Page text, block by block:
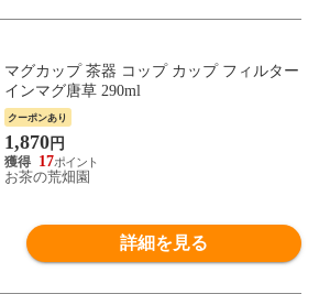
マグカップ 茶器 コップ カップ フィルター
インマグ唐草 290ml
クーポンあり
1,870円
17
お茶の荒畑園
詳細を見る